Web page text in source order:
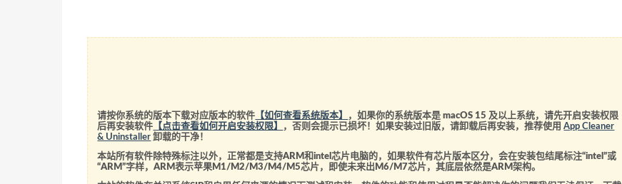
请按你系统的版本下载对应版本的软件 【如何查看系统版本】
，如果你的系统版本是 macOS 15 及以上系统，请先开启安装权限
后再安装软件 【点击查看如何开启安装权限】 ，否则会提示已损坏！如果安装过旧版，请卸载后再安装，推荐使用App Cleaner
& Uninstaller 卸载的干净！
本站所有软件除特殊标注以外，正常都是支持ARM和intel芯片电脑的，如果软件有芯片版本区分，会在安装包结尾标注“intel”或
“ARM”字样，ARM表示苹果M1/M2/M3/M4/M5芯片，即使未来出M6/M7芯片，其底层依然是ARM架构。